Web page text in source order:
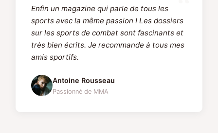
Enfin un magazine qui parle de tous les
sports avec la même passion ! Les dossiers
sur les sports de combat sont fascinants et
très bien écrits. Je recommande à tous mes
amis sportifs.
Antoine Rousseau
Passionné de MMA